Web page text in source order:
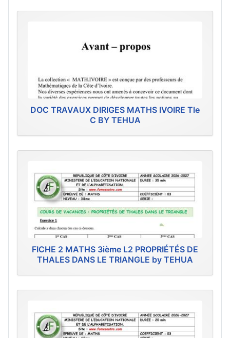
DOC TRAVAUX DIRIGES MATHS IVOIRE Tle
C BY TEHUA
FICHE 2 MATHS 3ième L2 PROPRIÉTÉS DE
THALES DANS LE TRIANGLE by TEHUA